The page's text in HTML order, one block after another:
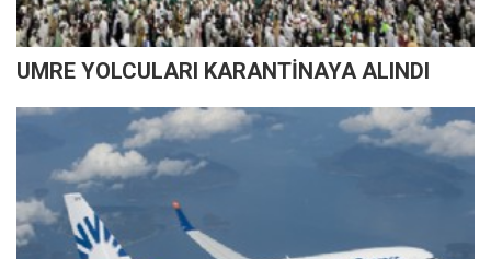
UMRE YOLCULARI KARANTİNAYA ALINDI